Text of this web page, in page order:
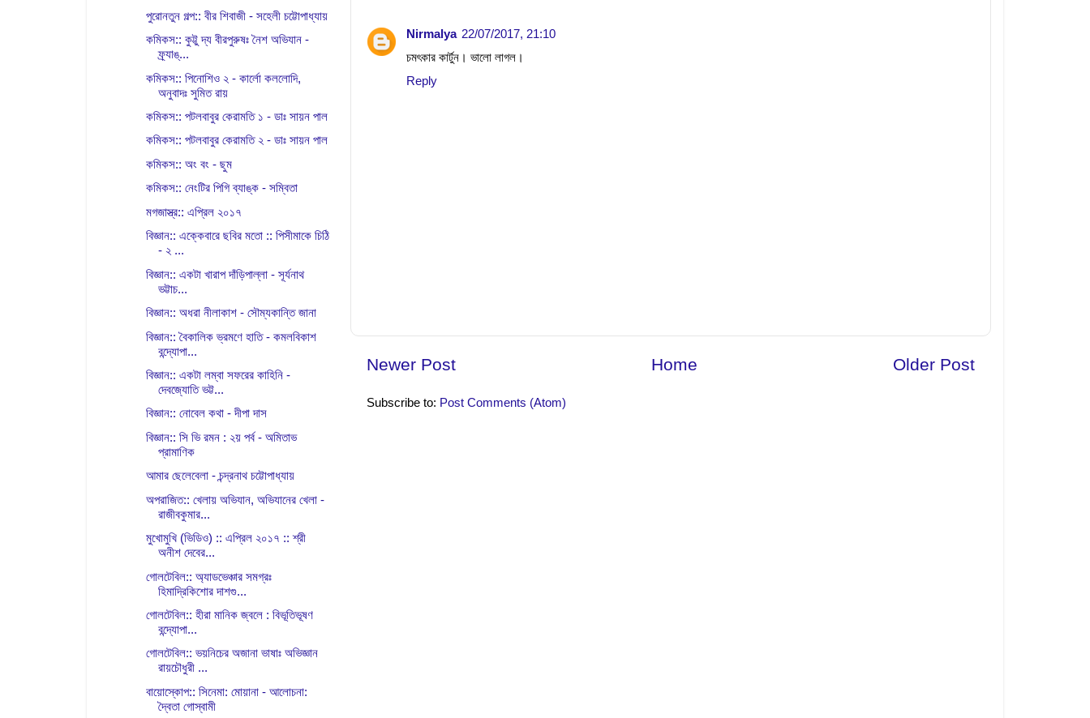
Nirmalya 22/07/2017, 21:10
চমৎকার কার্টুন। ভালো লাগল।
Reply
Newer Post Older Post
Home
Subscribe to: Post Comments (Atom)
পুরোনতুন গল্প:: বীর শিবাজী - সহেলী চট্টোপাধ্যায়
কমিকস:: কুট্টু দ্য বীরপুরুষঃ নৈশ অভিযান -
ফ্র্যাঙ্...
কমিকস:: পিনোশিও ২ - কার্লো কললোদি,
অনুবাদঃ সুমিত রায়
কমিকস:: পটলবাবুর কেরামতি ১ - ডাঃ সায়ন পাল
কমিকস:: পটলবাবুর কেরামতি ২ - ডাঃ সায়ন পাল
কমিকস:: অং বং - ছুম
কমিকস:: নেংটির পিগি ব্যাঙ্ক - সম্বিতা
মগজাস্ত্র:: এপ্রিল ২০১৭
বিজ্ঞান:: এক্কেবারে ছবির মতো :: পিসীমাকে চিঠি
- ২ ...
বিজ্ঞান:: একটা খারাপ দাঁড়িপাল্লা - সূর্যনাথ
ভট্টাচ...
বিজ্ঞান:: অধরা নীলাকাশ - সৌম্যকান্তি জানা
বিজ্ঞান:: বৈকালিক ভ্রমণে হাতি - কমলবিকাশ
বন্দ্যোপা...
বিজ্ঞান:: একটা লম্বা সফরের কাহিনি -
দেবজ্যোতি ভট্ট...
বিজ্ঞান:: নোবেল কথা - দীপা দাস
বিজ্ঞান:: সি ভি রমন : ২য় পর্ব - অমিতাভ
প্রামাণিক
আমার ছেলেবেলা - চন্দ্রনাথ চট্টোপাধ্যায়
অপরাজিত:: খেলায় অভিযান, অভিযানের খেলা -
রাজীবকুমার...
মুখোমুখি (ভিডিও) :: এপ্রিল ২০১৭ :: শ্রী
অনীশ দেবের...
গোলটেবিল:: অ্যাডভেঞ্চার সমগ্রঃ
হিমাদ্রিকিশোর দাশগু...
গোলটেবিল:: হীরা মানিক জ্বলে : বিভূতিভূষণ
বন্দ্যোপা...
গোলটেবিল:: ভয়নিচের অজানা ভাষাঃ অভিজ্ঞান
রায়চৌধুরী ...
বায়োস্কোপ:: সিনেমা: মোয়ানা - আলোচনা:
দ্বৈতা গোস্বামী